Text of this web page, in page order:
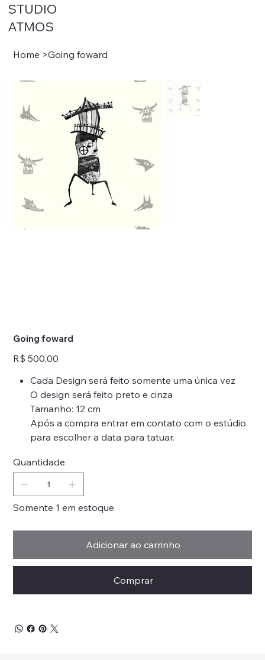
STUDIO
ATMOS
Home >Going foward
Going foward
Preço
R$ 500,00
Cada Design será feito somente uma única vez
O design será feito preto e cinza
Tamanho: 12 cm
Após a compra entrar em contato com o estúdio
para escolher a data para tatuar.
Quantidade
Somente 1 em estoque
Adicionar ao carrinho
Comprar